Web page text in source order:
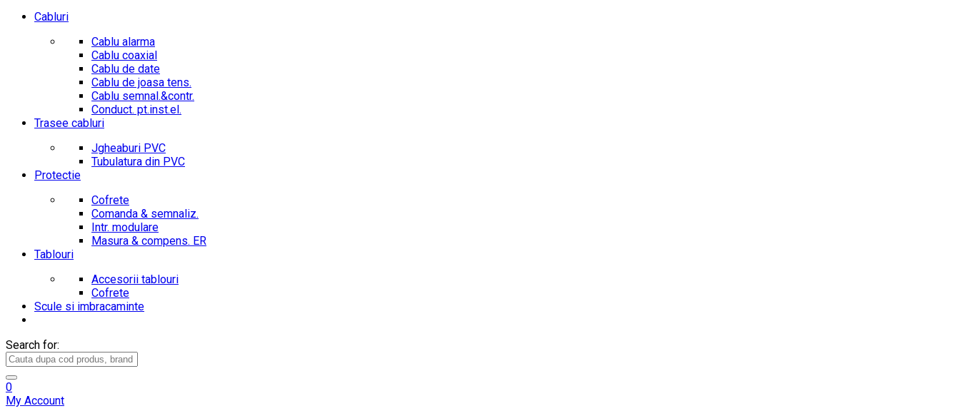
Cabluri
Cablu alarma
Cablu coaxial
Cablu de date
Cablu de joasa tens.
Cablu semnal.&contr.
Conduct. pt.inst.el.
Trasee cabluri
Jgheaburi PVC
Tubulatura din PVC
Protectie
Cofrete
Comanda & semnaliz.
Intr. modulare
Masura & compens. ER
Tablouri
Accesorii tablouri
Cofrete
Scule si imbracaminte
Search for:
0
My Account